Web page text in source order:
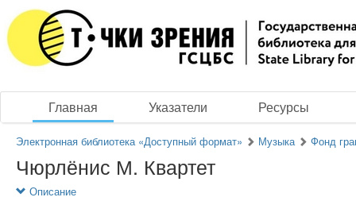
Главная Указатели Ресурсы
Электронная библиотека «Доступный формат» Музыка Фонд
Чюрлёнис М. Квартет
Описание